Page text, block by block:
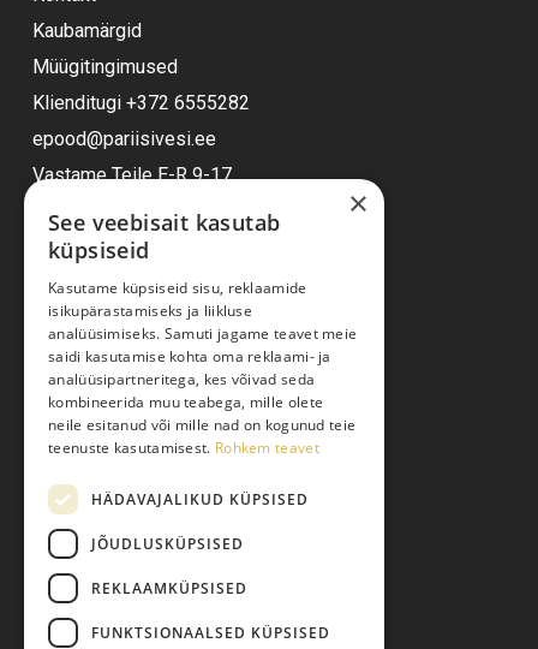
Kaubamärgid
Müügitingimused
Klienditugi +372 6555282
epood@pariisivesi.ee
Vastame Teile E-R 9-17
Ostuabi
Kauba kohaletoimetamine
Toodete tellimine
Maksmine
Järelmaks
Pretensiooni esitamine
Isikuandmete töötlemine
×
See veebisait kasutab
küpsiseid
Kasutame küpsiseid sisu, reklaamide
isikupärastamiseks ja liikluse
analüüsimiseks. Samuti jagame teavet meie
saidi kasutamise kohta oma reklaami- ja
analüüsipartneritega, kes võivad seda
kombineerida muu teabega, mille olete
neile esitanud või mille nad on kogunud teie
teenuste kasutamisest. Rohkem teavet
HÄDAVAJALIKUD KÜPSISED
JÕUDLUSKÜPSISED
REKLAAMKÜPSISED
FUNKTSIONAALSED KÜPSISED